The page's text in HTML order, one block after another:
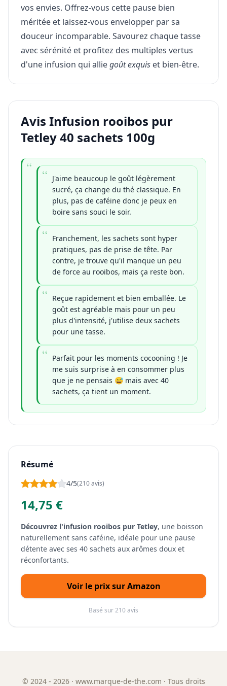
vos envies. Offrez-vous cette pause bien
méritée et laissez-vous envelopper par sa
douceur incomparable. Savourez chaque tasse
avec sérénité et profitez des multiples vertus
d'une infusion qui alliegoût exquis et bien-être.
Avis Infusion rooibos pur
Tetley 40 sachets 100g
J'aime beaucoup le goût légèrement
sucré, ça change du thé classique. En
plus, pas de caféine donc je peux en
boire sans souci le soir.
Franchement, les sachets sont hyper
pratiques, pas de prise de tête. Par
contre, je trouve qu'il manque un peu
de force au rooibos, mais ça reste bon.
Reçue rapidement et bien emballée. Le
goût est agréable mais pour un peu
plus d'intensité, j'utilise deux sachets
pour une tasse.
Parfait pour les moments cocooning ! Je
me suis surprise à en consommer plus
que je ne pensais 😅 mais avec 40
sachets, ça tient un moment.
Résumé
4/5(210 avis)
14,75 €
Découvrez l'infusion rooibos pur Tetley, une boisson
naturellement sans caféine, idéale pour une pause
détente avec ses 40 sachets aux arômes doux et
réconfortants.
Voir le prix sur Amazon
Basé sur 210 avis
© 2024 - 2026· www.marque-de-the.com · Tous droits